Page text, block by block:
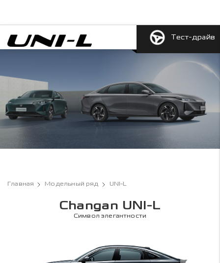
Тест-драйв
Главная Модельный ряд UNI-L
Changan UNI-L
Символ элегантности